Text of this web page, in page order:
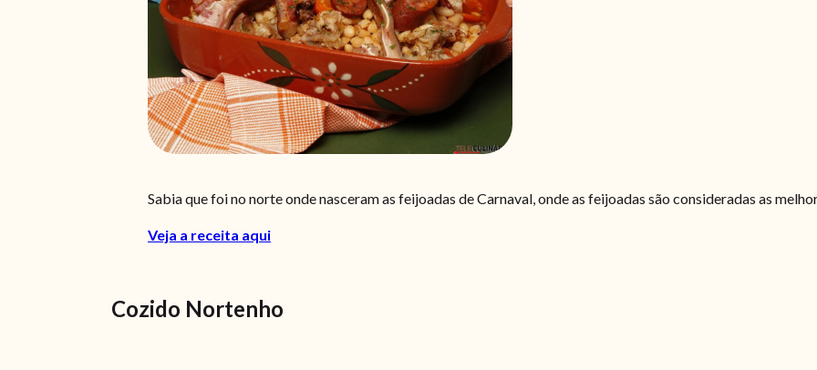
Sabia que foi no norte onde nasceram as feijoadas de Carnaval, onde as feijoadas são consideradas as
Veja a receita aqui
Cozido Nortenho